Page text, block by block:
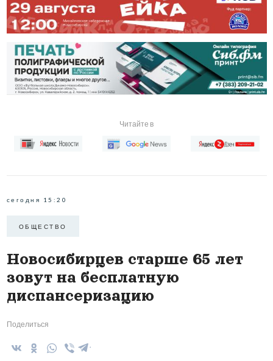
Читайте в
сегодня 15:20
ОБЩЕСТВО
Новосибирцев старше 65 лет
зовут на бесплатную
диспансеризацию
Поделиться